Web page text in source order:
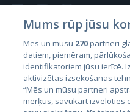
Valstis
Igaunija
Latvija
Mums rūp jūsu
Mēs un mūsu 270partneri
datiem, piemēram,
identifikatoriem jūsu ierīcē.
aktivizētas izsekošanas
“Mēs un mūsu partneri
mērķus, savukārt izvēloties